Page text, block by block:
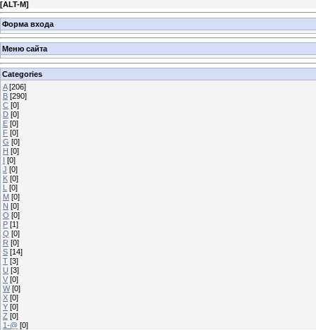
[ALT-M]
Форма входа
Меню сайта
Categories
A [206]
B [290]
C [0]
D [0]
E [0]
F [0]
G [0]
H [0]
I [0]
J [0]
K [0]
L [0]
M [0]
N [0]
O [0]
P [1]
Q [0]
R [0]
S [14]
T [3]
U [3]
V [0]
W [0]
X [0]
Y [0]
Z [0]
1-@ [0]